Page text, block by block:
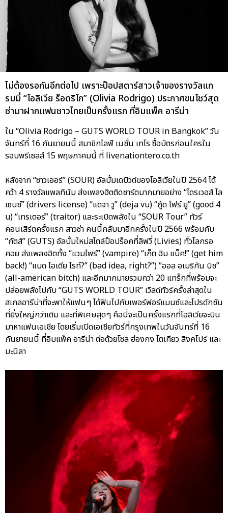
ไม่ต้องรอกันอีกต่อไป เพราะป็อปสตาร์สาวเจ้าของรางวัลแก
รมมี่ “โอลิเวีย ร็อดริโก” (Olivia Rodrigo) ประกาศขนโชว์สุด
ซ่ามาฝากแฟนชาวไทยเป็นครั้งแรก ที่อิมแพ็ค อารีน่า
ใน “Olivia Rodrigo – GUTS WORLD TOUR in Bangkok” วัน
จันทร์ที่ 16 กันยายนนี้ สมาชิกไลฟ์ เนชั่น เทโร ซื้อบัตรก่อนใครใน
รอบพรีเซลส์ 15 พฤษภาคมนี้ ที่ livenationtero.co.th
หลังจาก “ซาวเออร์” (SOUR) อัลบั้มเดบิวต์ของโอลิเวียในปี 2564 ได้
คว้า 4 รางวัลแพลทินัม ส่งเพลงฮิตติดชาร์ตมากมายอย่าง “ไดรเวอส์ ไล
เซนซ์” (drivers license) “แดจา วู” (deja vu) “กู้ด โฟร์ ยู” (good 4
u) “เทรเตอร์” (traitor) และระเบิดพลังใน “SOUR Tour” ทัวร์
คอนเสิร์ตครั้งแรก สาวซ่า คนนี้กลับมาอีกครั้งในปี 2566 พร้อมกับ
“กัตส์” (GUTS) อัลบั้มใหม่สไตล์ป็อปร็อคที่ลิฟวี่ (Livies) ทั่วโลกรอ
คอย ส่งเพลงฮิตทั้ง “แวมไพร์” (vampire) “เก็ต ฮิม แบ็ค!” (get him
back!) “แบด ไอเดีย ไรท์?” (bad idea, right?”) “ออล อเมริกัน บิช”
(all-american bitch) และอีกมากมายรวมกว่า 20 แทร็กที่พร้อมจะ
ปล่อยพลังไปกับ “GUTS WORLD TOUR” เวิลด์ทัวร์ครั้งล่าสุดใน
สเกลอารีน่าที่จะพาให้แฟนๆ ได้ฟินไปกับเพอร์ฟอร์แมนซ์และโปรดักชัน
ที่ยิ่งใหญ่กว่าเดิม และที่พิเศษสุดๆ คือนี่จะเป็นครั้งแรกที่โอลิเวียจะบิน
มาหาแฟนเอเชีย โดยเริ่มเปิดเอเชียทัวร์ที่กรุงเทพในวันจันทร์ที่ 16
กันยายนนี้ ที่อิมแพ็ค อารีน่า ต่อด้วยโซล ฮ่องกง โตเกียว สิงคโปร์ และ
มะนิลา